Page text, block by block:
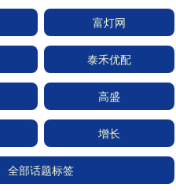
富灯网
泰禾优配
高盛
增长
全部话题标签